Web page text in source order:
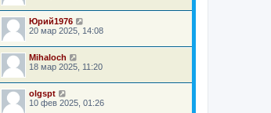
Юрий1976
20 мар 2025, 14:08
Mihaloch
18 мар 2025, 11:20
olgspt
10 фев 2025, 01:26